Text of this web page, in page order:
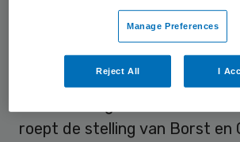
Was het maar zo simpel. Het is
mensen met verschillende
in de zorg te laten werken.
zeker ook ruimte voor mensen
roept de stelling van Borst en
Manage Preferences
Reject All I